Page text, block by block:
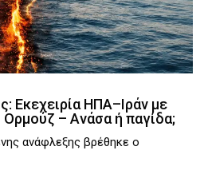
Εκεχειρία ΗΠΑ–Ιράν με
– Ανάσα ή παγίδα;
ανάφλεξης βρέθηκε ο